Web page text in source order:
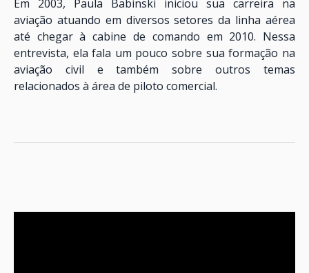
Em 2003, Paula Babinski iniciou sua carreira na
aviação atuando em diversos setores da linha aérea
até chegar à cabine de comando em 2010. Nessa
entrevista, ela fala um pouco sobre sua formação na
aviação civil e também sobre outros temas
relacionados à área de piloto comercial.